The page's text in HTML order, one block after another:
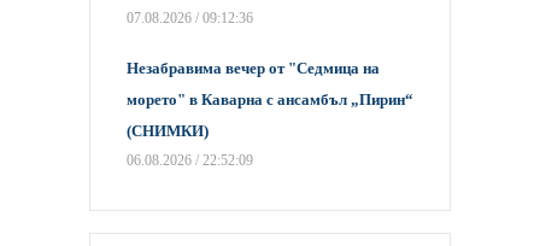
07.08.2026 / 09:12:36
Незабравима вечер от "Седмица на
морето" в Каварна с ансамбъл „Пирин“
(СНИМКИ)
06.08.2026 / 22:52:09